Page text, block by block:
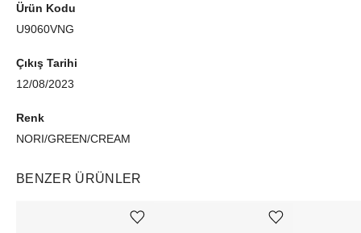
Nori, 12 Ağustos 2023'te 150 dolara satışa sunulmuştur.
Ürün Kodu
U9060VNG
Çıkış Tarihi
12/08/2023
Renk
NORI/GREEN/CREAM
BENZER ÜRÜNLER
Ürünü istek listesine ekle veya listeden çıkar Ürünü istek listesine ekle veya listeden çıkar